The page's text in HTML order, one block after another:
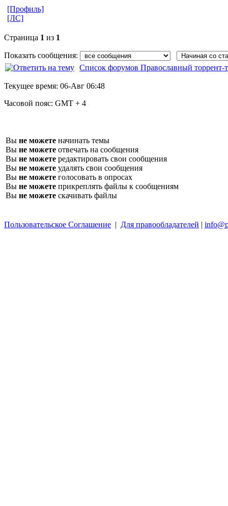
[Профиль]
[ЛС]
Страница 1 из 1
Показать сообщения:
Список форумов Православный торрент-
Текущее время: 06-Авг 06:48
Часовой пояс: GMT + 4
Вы не можете начинать темы
Вы не можете отвечать на сообщения
Вы не можете редактировать свои сообщения
Вы не можете удалять свои сообщения
Вы не можете голосовать в опросах
Вы не можете прикреплять файлы к сообщениям
Вы не можете скачивать файлы
Пользовательское Соглашение | Для правообладателей |